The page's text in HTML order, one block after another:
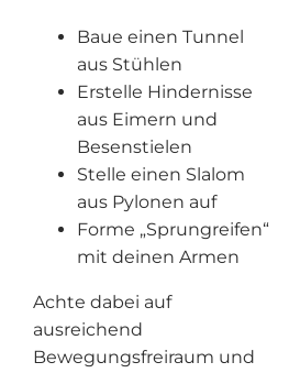
Baue einen Tunnel
aus Stühlen
Erstelle Hindernisse
aus Eimern und
Besenstielen
Stelle einen Slalom
aus Pylonen auf
Forme „Sprungrei­fen“
mit deinen Armen
Achte dabei auf
ausreichend
Bewegungsfreiraum und